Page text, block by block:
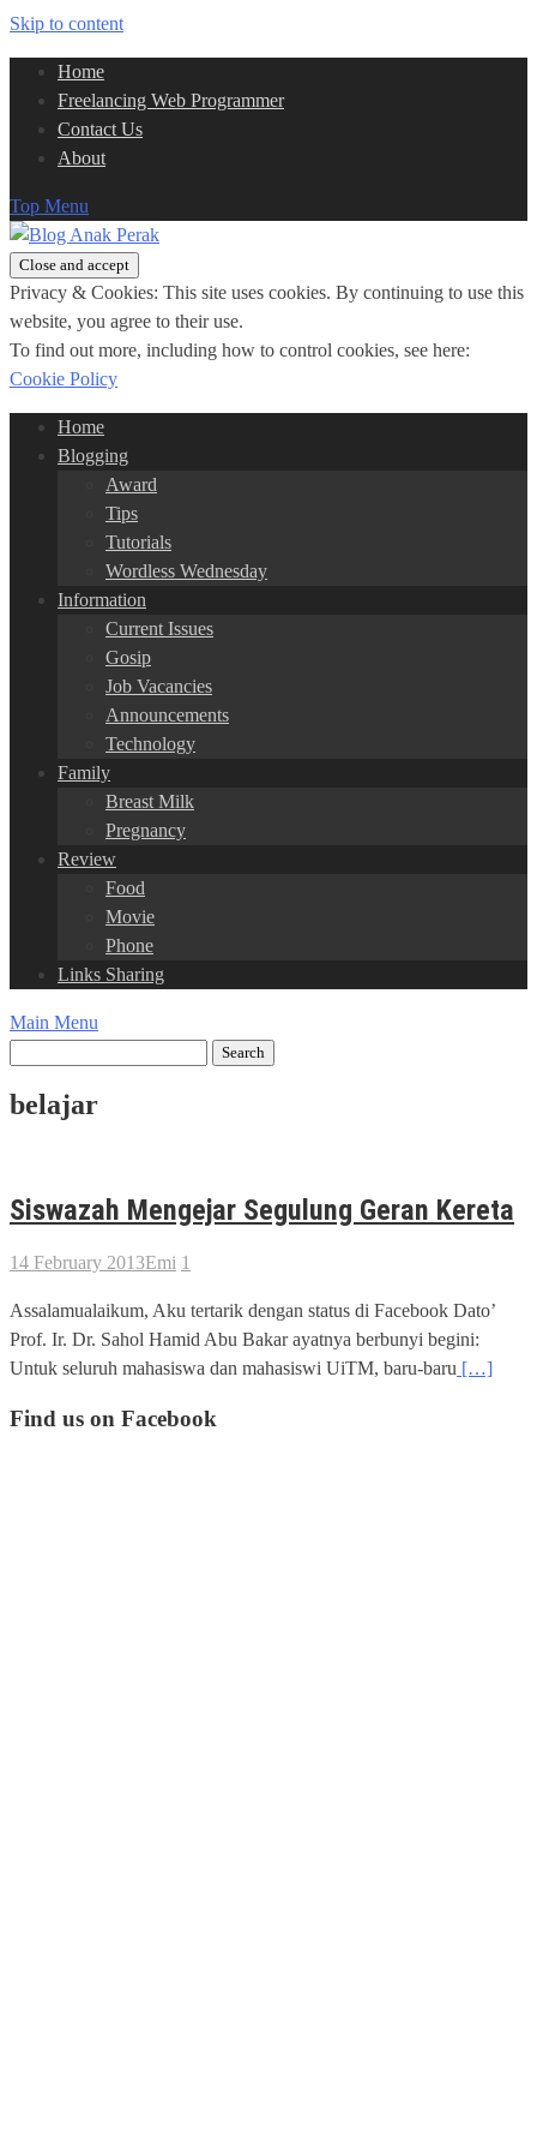
Skip to content
Home
Freelancing Web Programmer
Contact Us
About
Top Menu
Privacy & Cookies: This site uses cookies. By continuing to use this
website, you agree to their use.
To find out more, including how to control cookies, see here:
Cookie Policy
Home
Blogging
Award
Tips
Tutorials
Wordless Wednesday
Information
Current Issues
Gosip
Job Vacancies
Announcements
Technology
Family
Breast Milk
Pregnancy
Review
Food
Movie
Phone
Links Sharing
Main Menu
belajar
Siswazah Mengejar Segulung Geran Kereta
14 February 2013Emi 1
Assalamualaikum, Aku tertarik dengan status di Facebook Dato’
Prof. Ir. Dr. Sahol Hamid Abu Bakar ayatnya berbunyi begini:
Untuk seluruh mahasiswa dan mahasiswi UiTM, baru-baru […]
Find us on Facebook